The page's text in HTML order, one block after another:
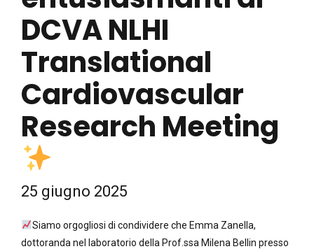
DCVA NLHI
Translational
Cardiovascular
Research Meeting
25 giugno 2025
Siamo orgogliosi di condividere che Emma Zanella,
dottoranda nel laboratorio della Prof.ssa Milena Bellin presso